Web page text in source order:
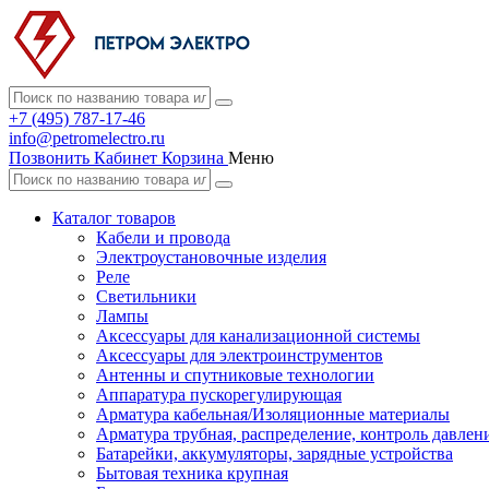
+7 (495) 787-17-46
info@petromelectro.ru
Позвонить Кабинет Корзина Меню
Каталог товаров
Кабели и провода
Электроустановочные изделия
Реле
Светильники
Лампы
Аксессуары для канализационной системы
Аксессуары для электроинструментов
Антенны и спутниковые технологии
Аппаратура пускорегулирующая
Арматура кабельная/Изоляционные материалы
Арматура трубная, распределение, контроль
Батарейки, аккумуляторы, зарядные устройства
Бытовая техника крупная